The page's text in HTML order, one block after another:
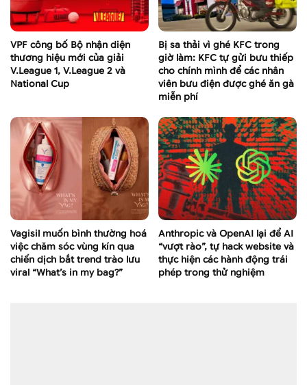
VPF công bố Bộ nhận diện
thương hiệu mới của giải
V.League 1, V.League 2 và
National Cup
Bị sa thải vì ghé KFC trong
giờ làm: KFC tự gửi bưu thiếp
cho chính mình để các nhân
viên bưu điện được ghé ăn gà
miễn phí
Vagisil muốn bình thường hoá
việc chăm sóc vùng kín qua
chiến dịch bắt trend trào lưu
viral “What’s in my bag?”
Anthropic và OpenAI lại để AI
“vượt rào”, tự hack website và
thực hiện các hành động trái
phép trong thử nghiệm